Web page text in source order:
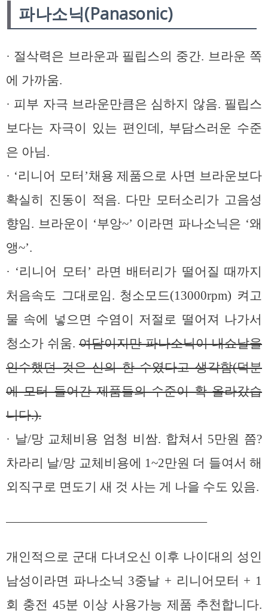
파나소닉(Panasonic)
· 절삭력은 브라운과 필립스의 중간. 브라운 쪽
에 가까움.
· 피부 자극 브라운만큼은 심하지 않음. 필립스
보다는 자극이 있는 편인데, 부담스러운 수준
은 아님.
· ‘리니어 모터’채용 제품으로 사면 브라운보다
확실히 진동이 적음. 다만 모터소리가 고음성
향임. 브라운이 ‘부앙~’ 이라면 파나소닉은 ‘왜
앵~’.
· ‘리니어 모터’ 라면 배터리가 떨어질 때까지
처음속도 그대로임. 청소모드(13000rpm) 켜고
물 속에 넣으면 수염이 저절로 떨어져 나가서
청소가 쉬움. 여담이지만 파나소닉이 내쇼날을
인수했던 것은 신의 한 수였다고 생각함(덕분
에 모터 들어간 제품들의 수준이 확 올라갔습
니다.).
· 날/망 교체비용 엄청 비쌈. 합쳐서 5만원 쯤?
차라리 날/망 교체비용에 1~2만원 더 들여서 해
외직구로 면도기 새 것 사는 게 나을 수도 있음.
————————————————
개인적으로 군대 다녀오신 이후 나이대의 성인
남성이라면 파나소닉 3중날 + 리니어모터 + 1
회 충전 45분 이상 사용가능 제품 추천합니다.